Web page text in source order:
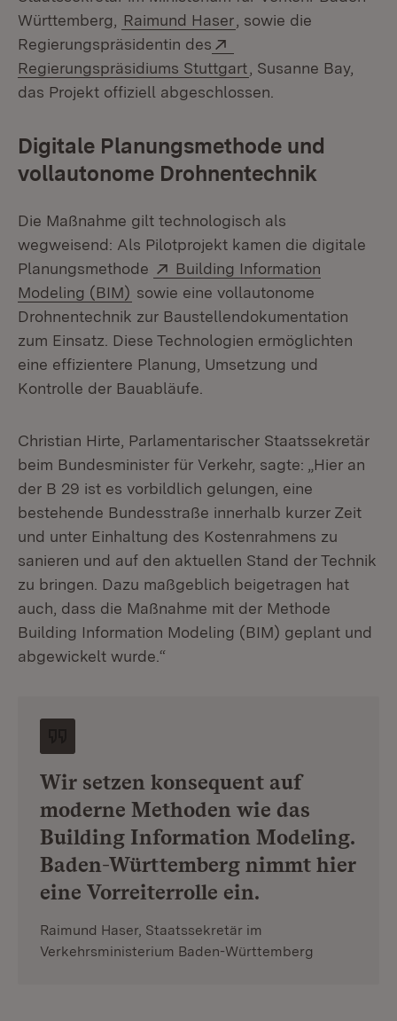
Württemberg,
Raimund Haser , sowie die
Regierungspräsidentin des
Regierungspräsidiums Stuttgart (Öffnet in neuem
, Susanne Bay,
das Projekt offiziell abgeschlossen.
Digitale Planungsmethode und
vollautonome Drohnentechnik
Die Maßnahme gilt technologisch als
wegweisend: Als Pilotprojekt kamen die digitale
Planungsmethode
Extern:
Building Information
Modeling (BIM) (Öffnet in neuem Fenster)
sowie eine vollautonome
Drohnentechnik zur Baustellendokumentation
zum Einsatz. Diese Technologien ermöglichten
eine effizientere Planung, Umsetzung und
Kontrolle der Bauabläufe.
Christian Hirte, Parlamentarischer Staatssekretär
beim Bundesminister für Verkehr, sagte: „Hier an
der B 29 ist es vorbildlich gelungen, eine
bestehende Bundesstraße innerhalb kurzer Zeit
und unter Einhaltung des Kostenrahmens zu
sanieren und auf den aktuellen Stand der Technik
zu bringen. Dazu maßgeblich beigetragen hat
auch, dass die Maßnahme mit der Methode
Building Information Modeling (BIM) geplant und
abgewickelt wurde.“
Wir setzen konsequent auf
moderne Methoden wie das
Building Information Modeling.
Baden-Württemberg nimmt hier
eine Vorreiterrolle ein.
Raimund Haser, Staatssekretär im
Verkehrsministerium Baden-Württemberg